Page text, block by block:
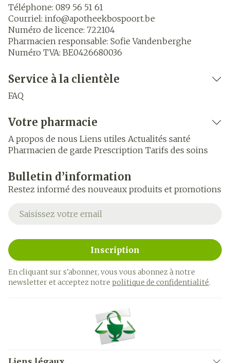
Téléphone: 089 56 51 61
Courriel: info@apotheekbospoort.be
Numéro de licence: 722104
Pharmacien responsable: Sofie Vandenberghe
Numéro TVA: BE0426680036
Service à la clientèle
FAQ
Votre pharmacie
A propos de nous Liens utiles Actualités santé
Pharmacien de garde Prescription Tarifs des soins
Bulletin d’information
Restez informé des nouveaux produits et promotions
Adresse mail
Inscription
En cliquant sur s'abonner, vous vous abonnez à notre
newsletter et acceptez notre politique de confidentialité.